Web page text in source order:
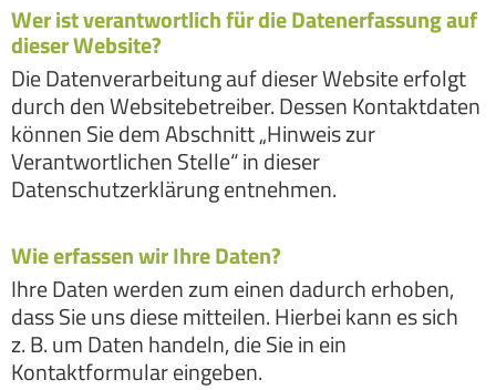
Wer ist verantwortlich für die Datenerfassung auf
dieser Website?
Die Datenverarbeitung auf dieser Website erfolgt
durch den Websitebetreiber. Dessen Kontaktdaten
können Sie dem Abschnitt „Hinweis zur
Verantwortlichen Stelle“ in dieser
Datenschutzerklärung entnehmen.
Wie erfassen wir Ihre Daten?
Ihre Daten werden zum einen dadurch erhoben,
dass Sie uns diese mitteilen. Hierbei kann es sich
z. B. um Daten handeln, die Sie in ein
Kontaktformular eingeben.